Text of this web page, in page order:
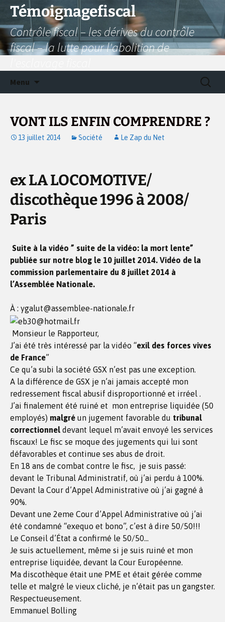
Aller
contenu
Témoignagefiscal
Contrôle fiscal – les dérives du contrôle
fiscal – la lutte pour l'abolition de
Menu
VONT ILS ENFIN COMPRENDRE ?
13 juillet 2014 Société Le Zap du Net
ex LA LOCOMOTIVE/
discothèque 1996 à 2008/
Suite à la vidéo ” suite de la vidéo: la mort lente”
publiée sur notre blog le 10 juillet 2014. Vidéo de la
commission parlementaire du 8 juillet 2014 à
l’Assemblée Nationale.
À : ygalut@assemblee-nationale.fr
Monsieur le Rapporteur,
J’ai été très intéressé par la vidéo “exil des forces vives
de France”
Ce qu’a subi la société GSX n’est pas une exception.
A la différence de GSX je n’ai jamais accepté mon
redressement fiscal abusif disproportionné et irréel .
J’ai finalement été ruiné et mon entreprise liquidée (50
employés) malgré un jugement favorable du tribunal
correctionnel devant lequel m’avait envoyé les services
fiscaux! Le fisc se moque des jugements qui lui sont
défavorables et continue ses abus de droit.
En 18 ans de combat contre le fisc, je suis passé:
devant le Tribunal Administratif, où j’ai perdu à 100%.
Devant la Cour d’Appel Administrative où j’ai gagné à
90%.
Devant une 2eme Cour d’Appel Administrative où j’ai
été condamné “exequo et bono”, c’est à dire 50/50!!!
Le Conseil d’État a confirmé le 50/50…
Je suis actuellement, même si je suis ruiné et mon
entreprise liquidée, devant la Cour Européenne.
Ma discothèque était une PME et était gérée comme
telle et malgré le vieux cliché, je n’était pas un gangster.
Respectueusement.
Emmanuel Bolling